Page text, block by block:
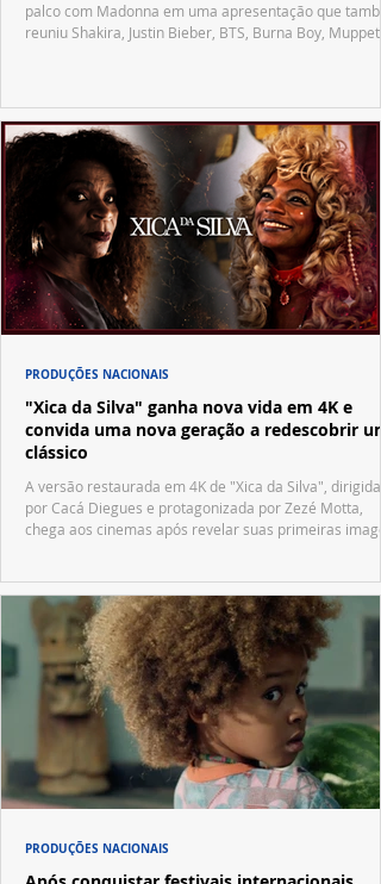
palco com Madonna em uma apresentação que
reuniu Shakira, Justin Bieber, BTS, Burna Boy, Muppets,
"Xica da Silva" ganha nova vida em 4K e
convida uma nova geração a redescobrir um
clássico
A versão restaurada em 4K de "Xica da Silva", dirigida
por Cacá Diegues e protagonizada por Zezé Motta,
chega aos cinemas após revelar suas primeiras
PRODUÇÕES NACIONAIS
PRODUÇÕES NACIONAIS